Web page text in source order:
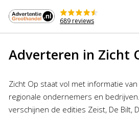
de
inhoud
689 reviews
Adverteren in Zicht
Zicht Op staat vol met informatie
regionale ondernemers en
verschijnen de edities Zeist, De Bilt,